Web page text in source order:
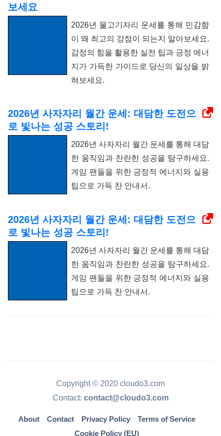
보세요
2026년 물고기자리 운세를 통해 민감함
이 왜 최고의 강점이 되는지 알아보세요.
감정의 힘을 활용한 실전 팁과 긍정 에너
지가 가득한 가이드로 당신의 일상을 밝
혀보세요.
2026년 사자자리 월간 운세: 대담한 도전으
로 빛나는 성공 스토리!
2026년 사자자리 월간 운세를 통해 대담
한 움직임과 찬란한 성공을 탐구하세요.
게임 팬들을 위한 긍정적 에너지와 실용
팁으로 가득 찬 안내서.
2026년 사자자리 월간 운세: 대담한 도전으
로 빛나는 성공 스토리!
2026년 사자자리 월간 운세를 통해 대담
한 움직임과 찬란한 성공을 탐구하세요.
게임 팬들을 위한 긍정적 에너지와 실용
팁으로 가득 찬 안내서.
Copyright © 2020 cloudo3.com
Contact: contact@cloudo3.com
About Contact Privacy Policy
Terms of Service
Cookie Policy (EU)